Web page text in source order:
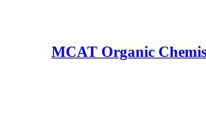
MCAT Organic